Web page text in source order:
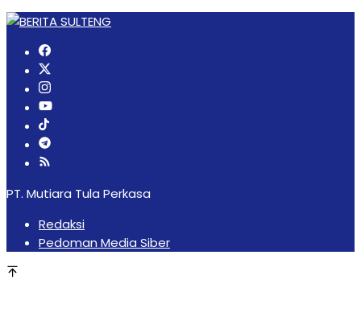
PT. Mutiara Tula Perkasa
Redaksi
Pedoman Media Siber